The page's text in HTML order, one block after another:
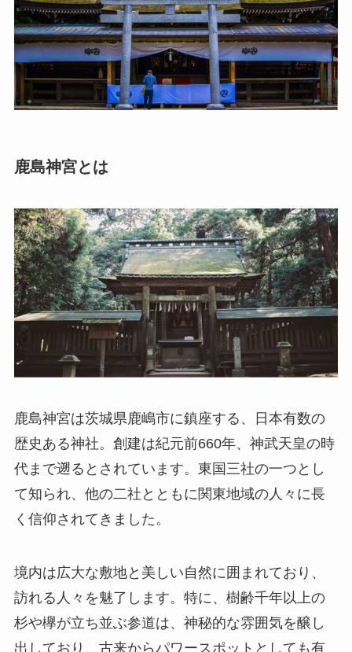
鹿島神宮とは
鹿島神宮は茨城県鹿嶋市に鎮座する、日本有数の
歴史ある神社。創建は紀元前660年、神武天皇の時
代まで遡るとされています。東国三社の一つとし
て知られ、他の二社とともに関東地域の人々に長
く信仰されてきました。
境内は広大な敷地と美しい自然に囲まれており、
訪れる人々を魅了します。特に、樹齢千年以上の
杉や欅が立ち並ぶ参道は、神秘的な雰囲気を醸し
出しており、古来からパワースポットとしても有